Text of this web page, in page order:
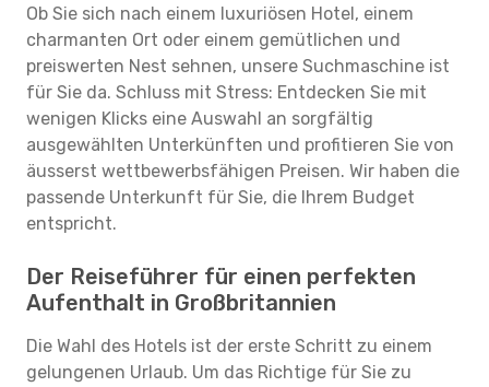
Ob Sie sich nach einem luxuriösen Hotel, einem
charmanten Ort oder einem gemütlichen und
preiswerten Nest sehnen, unsere Suchmaschine ist
für Sie da. Schluss mit Stress: Entdecken Sie mit
wenigen Klicks eine Auswahl an sorgfältig
ausgewählten Unterkünften und profitieren Sie von
äusserst wettbewerbsfähigen Preisen. Wir haben die
passende Unterkunft für Sie, die Ihrem Budget
entspricht.
Der Reiseführer für einen perfekten
Aufenthalt in Großbritannien
Die Wahl des Hotels ist der erste Schritt zu einem
gelungenen Urlaub. Um das Richtige für Sie zu